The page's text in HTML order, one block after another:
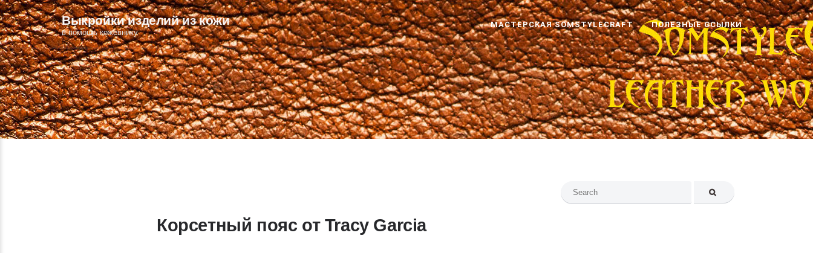
Выкройки изделий из кожи
в помощь кожевнику
МАСТЕРСКАЯ SOMSTYLECRAFT ПОЛЕЗНЫЕ ССЫЛКИ
Корсетный пояс от Tracy Garcia
for: